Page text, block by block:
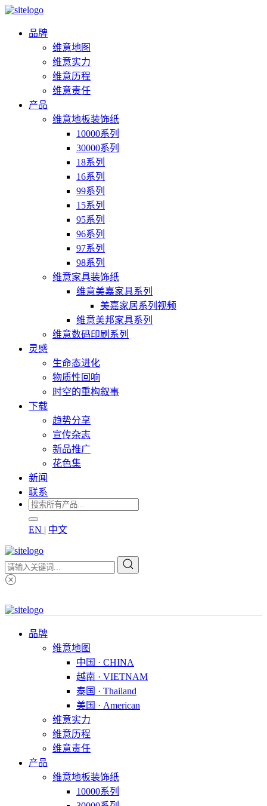
品牌
维意地图
维意实力
维意历程
维意责任
产品
维意地板装饰纸
10000系列
30000系列
18系列
16系列
99系列
15系列
95系列
96系列
97系列
98系列
维意家具装饰纸
维意美嘉家具系列
美嘉家居系列视频
维意美邦家具系列
维意数码印刷系列
灵感
生命态进化
物质性回响
时空的重构叙事
下载
趋势分享
宣传杂志
新品推广
花色集
新闻
联系
EN | 中文
品牌
维意地图
中国 · CHINA
越南 · VIETNAM
泰国 · Thailand
美国 · American
维意实力
维意历程
维意责任
产品
维意地板装饰纸
10000系列